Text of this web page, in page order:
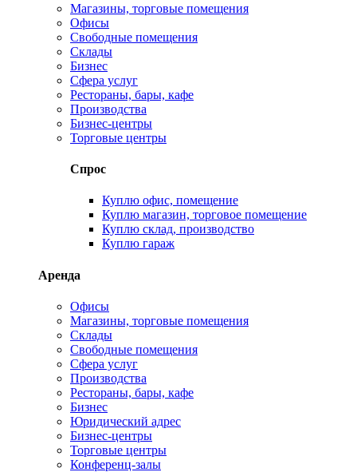
Магазины, торговые помещения
Офисы
Свободные помещения
Склады
Бизнес
Сфера услуг
Рестораны, бары, кафе
Производства
Бизнес-центры
Торговые центры
Спрос
Куплю офис, помещение
Куплю магазин, торговое помещение
Куплю склад, производство
Куплю гараж
Аренда
Офисы
Магазины, торговые помещения
Склады
Свободные помещения
Сфера услуг
Производства
Рестораны, бары, кафе
Бизнес
Юридический адрес
Бизнес-центры
Торговые центры
Конференц-залы